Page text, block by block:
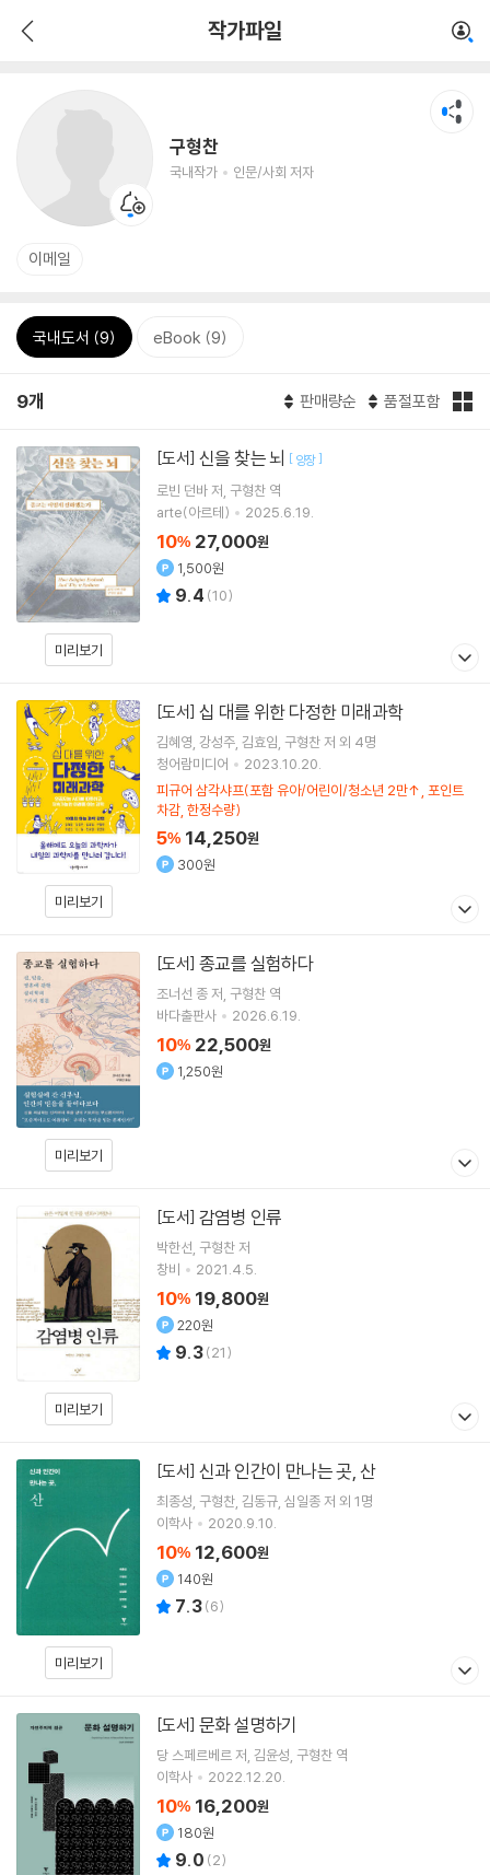
작가파일
구형찬
국내작가 인문/사회 저자
이메일
국내도서 (9) eBook (9)
9개 판매량순 품절포함
미리보기
[도서] 신을 찾는 뇌 [ 양장]
로빈 던바저 구형찬 역
arte(아르테)
2025.6.19.
10% 27,000원
1,500원
9.4 (10)
미리보기
[도서] 십 대를 위한 다정한 미래과학
김혜영 강성주 김효임 구형찬저 외 4명
청어람미디어
2023.10.20.
피규어 삼각샤프(포함 유아/어린이/청소년 2만↑, 포인트
차감, 한정수량)
5% 14,250원
300원
미리보기
[도서] 종교를 실험하다
조너선 종저 구형찬 역
바다출판사
2026.6.19.
10% 22,500원
1,250원
미리보기
[도서] 감염병 인류
박한선 구형찬저
창비
2021.4.5.
10% 19,800원
220원
9.3(21)
미리보기
[도서] 신과 인간이 만나는 곳, 산
최종성 구형찬 김동규 심일종저 외 1명
이학사
2020.9.10.
10% 12,600원
140원
7.3(6)
[도서] 문화 설명하기
당 스페르베르저 김윤성 구형찬 역
이학사
2022.12.20.
10% 16,200원
180원
9.0 (2)